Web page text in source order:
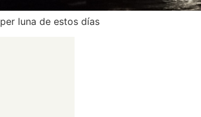
luna de estos días